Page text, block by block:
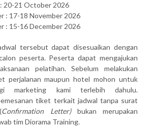
20-21 October 2026
: 17-18 November 2026
: 15-16 December 2026
tersebut dapat disesuaikan dengan
peserta. Peserta dapat mengajukan
pelatihan. Sebelum melakukan
perjalanan maupun hotel mohon untuk
marketing kami terlebih dahulu.
tiket terkait jadwal tanpa surat
Confirmation Letter)bukan merupakan
tim Diorama Training.